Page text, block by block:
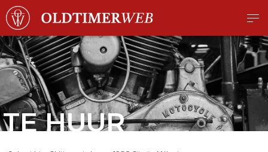
TE HUUR